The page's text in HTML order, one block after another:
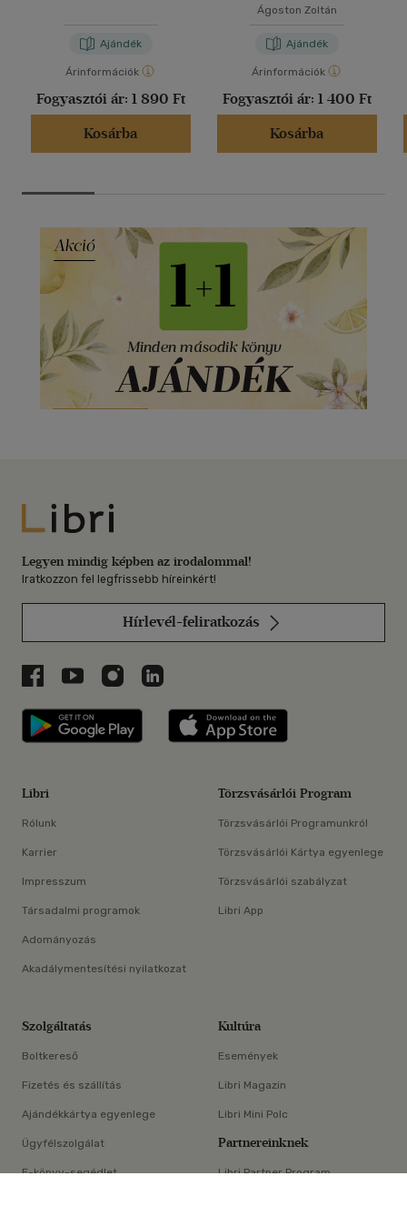
Ajándék
Árinformációk
Fogyasztói ár: 1 890 Ft
Kosárba
Ágoston Zoltán
Ajándék
Árinformációk
Fogyasztói ár: 1 400 Ft
Kosárba
×
Libri
Legyen mindig képben az irodalommal!
Iratkozzon fel legfrissebb híreinkért!
Hírlevél-feliratkozás
Libri a Facebookon
Libri a Youtube-on
Libri az Instagramon
Libri a LinkedInen
Libri applikáció Szerezd meg: Google
Libri
Rólunk
Karrier
Impresszum
Társadalmi programok
Adományozás
Akadálymentesítési nyilatkozat
Törzsvásárlói Program
Törzsvásárlói Programunkról
Törzsvásárlói Kártya egyenlege
Törzsvásárlói szabályzat
Libri App
Szolgáltatás
Boltkereső
Fizetés és szállítás
Ajándékkártya egyenlege
Ügyfélszolgálat
E-könyv-segédlet
Kultúra
Események
Libri Magazin
Libri Mini Polc
Partnereinknek
Libri Partner Program